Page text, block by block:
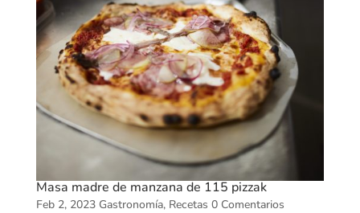
Masa madre de manzana de 115 pizzak
Feb 2, 2023 Gastronomía, Recetas 0 Comentarios